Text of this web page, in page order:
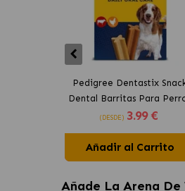
Pedigree Dentastix
Dental Barritas Para
Medianos 10-25 kg
(DESDE) 3.99 €
Añadir al Carrito
Añade La Arena De